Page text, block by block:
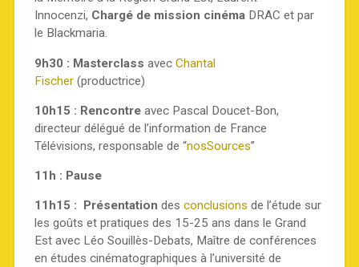
Innocenzi, Chargé de mission cinémaDRAC et par
le Blackmaria.
9h30 : Masterclass avec Chantal
Fischer(productrice)
10h15 : Rencontreavec Pascal Doucet-Bon,
directeur délégué de l’information de France
Télévisions, responsable de “nosSources”
11h : Pause
11h15 : Présentation des conclusions de l’étude sur
les goûts et pratiques des 15-25 ans dans le Grand
Est avec Léo Souillès-Debats, Maître de conférences
en études cinématographiques à l’université de